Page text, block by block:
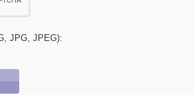
JPG, JPEG):